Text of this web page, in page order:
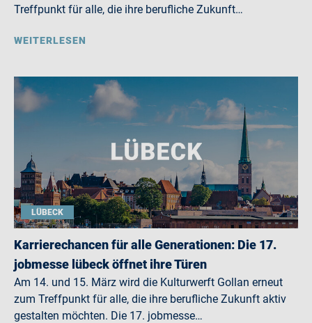
Treffpunkt für alle, die ihre berufliche Zukunft…
WEITERLESEN
LÜBECK
Karrierechancen für alle Generationen: Die 17.
jobmesse lübeck öffnet ihre Türen
Am 14. und 15. März wird die Kulturwerft Gollan erneut
zum Treffpunkt für alle, die ihre berufliche Zukunft aktiv
gestalten möchten. Die 17. jobmesse…